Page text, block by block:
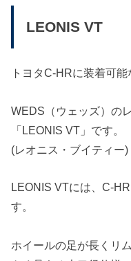
LEONIS VT
トヨタC-HRに装着可
WEDS（ウェッズ）の
「LEONIS VT」です。
(レオニス・ブイティー)
LEONIS VTには、C-
す。
ホイールの足が長くリ